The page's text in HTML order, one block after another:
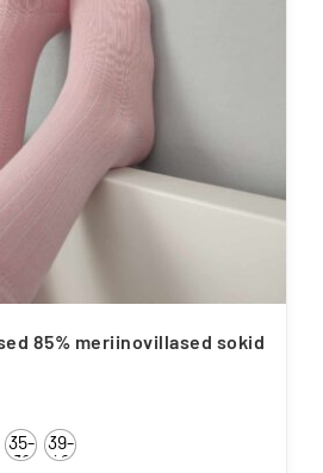
85% meriinovillased sokid
35-
38
39-
42